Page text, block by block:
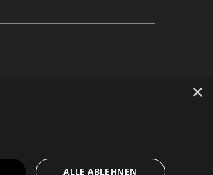
×
ALLE ABLEHNEN